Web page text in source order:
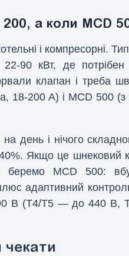
а коли MCD
і компресорні.
90 кВт, де
клапан і треба
18-200 А) і MCD 500
день і нічого
Якщо це шнековий
MCD 500:
адаптивний
В (T4/T5 — до 440